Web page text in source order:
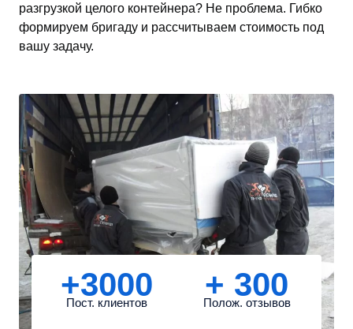
разгрузкой целого контейнера? Не проблема. Гибко
формируем бригаду и рассчитываем стоимость под
вашу задачу.
+3000
Пост. клиентов + 300
Полож. отзывов